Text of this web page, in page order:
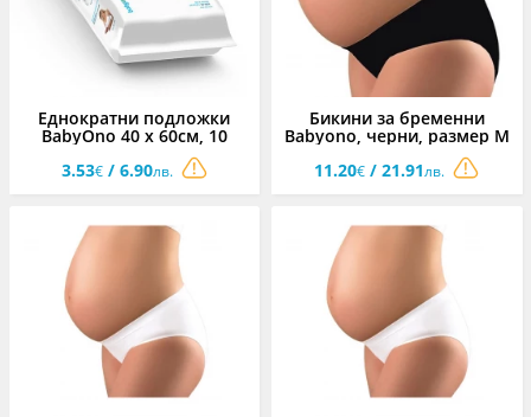
Еднократни подложки
BabyOno 40 х 60см, 10
3.53€/ 6.90лв.
Бикини за бременни
Babyono, черни, размер M
11.20€ / 21.91лв.